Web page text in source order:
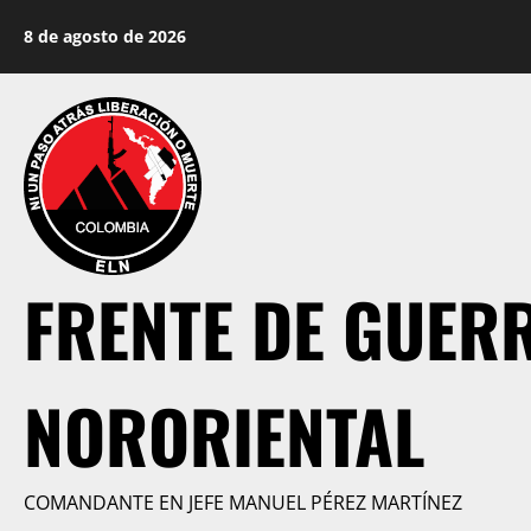
contenido
8 de agosto de 2026
FRENTE DE
NORORIENTAL
COMANDANTE EN JEFE MANUEL PÉREZ MARTÍNEZ